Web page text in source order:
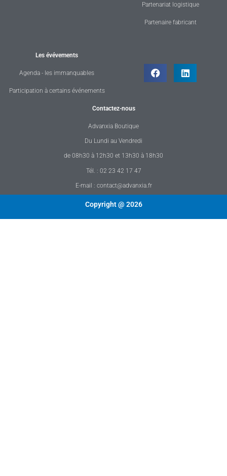
Partenariat logistique
Partenaire fabricant
Les évévements
Agenda - les immanquables
Participation à certains événements
Contactez-nous
Advanxia Boutique
Du Lundi au Vendredi
de 08h30 à 12h30 et 13h30 à 18h30
Tél. : 02 23 42 17 47
E-mail : contact@advanxia.fr
Copyright @ 2026